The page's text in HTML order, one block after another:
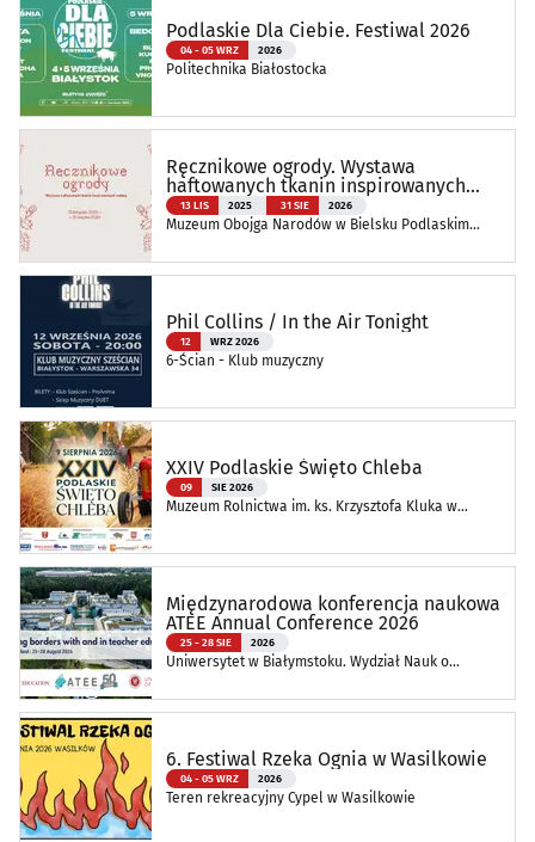
Podlaskie Dla Ciebie. Festiwal 2026
04 - 05 WRZ 2026
Politechnika Białostocka
Ręcznikowe ogrody. Wystawa
haftowanych tkanin inspirowanych
naturą
13 LIS 2025 31 SIE 2026
Muzeum Obojga Narodów w Bielsku Podlaskim
Phil Collins / In the Air Tonight
12 WRZ 2026
6-Ścian - Klub muzyczny
XXIV Podlaskie Święto Chleba
09 SIE 2026
Muzeum Rolnictwa im. ks. Krzysztofa Kluka w
Międzynarodowa konferencja naukowa
ATEE Annual Conference 2026
25 - 28 SIE 2026
Uniwersytet w Białymstoku. Wydział Nauk o
6. Festiwal Rzeka Ognia w Wasilkowie
04 - 05 WRZ 2026
Teren rekreacyjny Cypel w Wasilkowie